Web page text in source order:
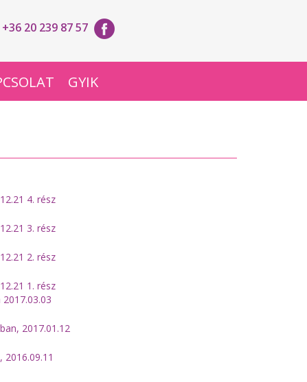
+36 20 239 87 57
GYIK
4. rész
3. rész
2. rész
1. rész
2017.01.12